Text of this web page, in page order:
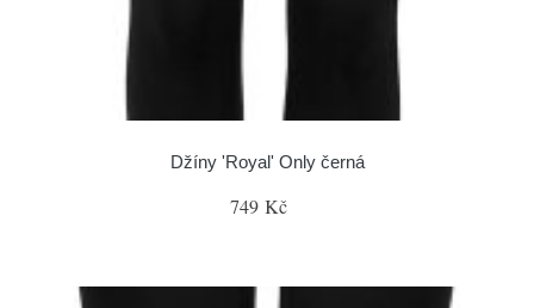
Džíny 'Royal' Only černá
749 Kč